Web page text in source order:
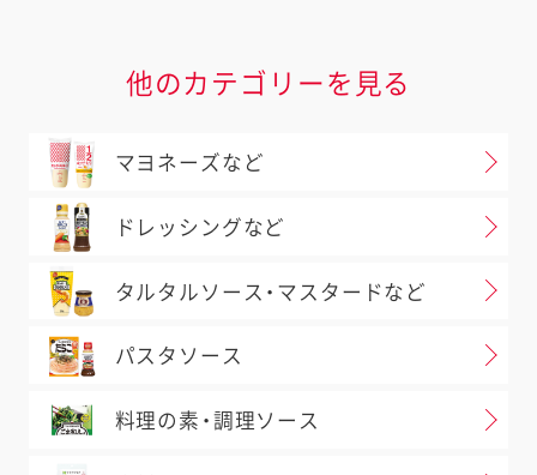
他のカテゴリーを見る
マヨネーズなど
ドレッシングなど
タルタルソース・マスタードなど
パスタソース
料理の素・調理ソース